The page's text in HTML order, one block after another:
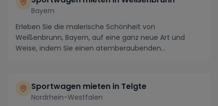
Bayern
Erleben Sie die malerische Schönheit von
Weißenbrunn, Bayern, auf eine ganz neue Art und
Weise, indem Sie einen atemberaubenden
Sportwagen mieten in Telgte
Nordrhein-Westfalen